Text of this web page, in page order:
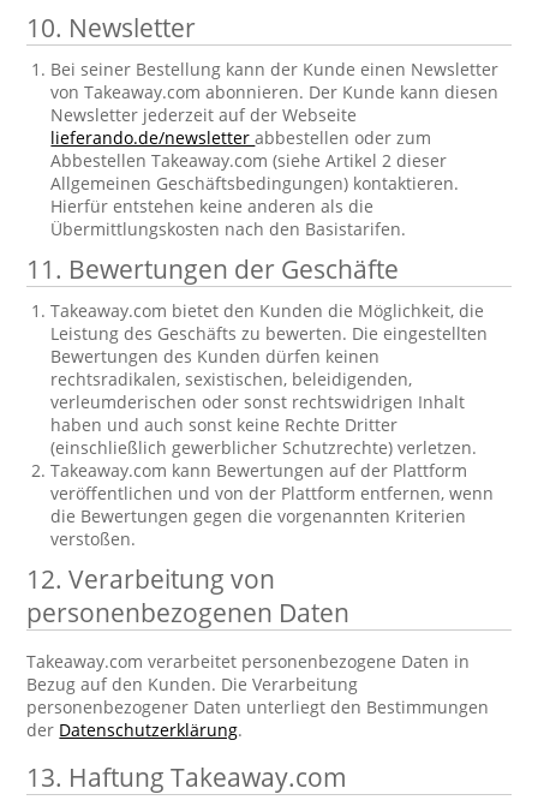
10. Newsletter
Bei seiner Bestellung kann der Kunde einen Newsletter
von Takeaway.com abonnieren. Der Kunde kann diesen
Newsletter jederzeit auf der Webseite
lieferando.de/newsletterabbestellen oder zum
Abbestellen Takeaway.com (siehe Artikel 2 dieser
Allgemeinen Geschäftsbedingungen) kontaktieren.
Hierfür entstehen keine anderen als die
Übermittlungskosten nach den Basistarifen.
11. Bewertungen der Geschäfte
Takeaway.com bietet den Kunden die Möglichkeit, die
Leistung des Geschäfts zu bewerten. Die eingestellten
Bewertungen des Kunden dürfen keinen
rechtsradikalen, sexistischen, beleidigenden,
verleumderischen oder sonst rechtswidrigen Inhalt
haben und auch sonst keine Rechte Dritter
(einschließlich gewerblicher Schutzrechte) verletzen.
Takeaway.com kann Bewertungen auf der Plattform
veröffentlichen und von der Plattform entfernen, wenn
die Bewertungen gegen die vorgenannten Kriterien
verstoßen.
12. Verarbeitung von
personenbezogenen Daten
Takeaway.com verarbeitet personenbezogene Daten in
Bezug auf den Kunden. Die Verarbeitung
personenbezogener Daten unterliegt den Bestimmungen
der Datenschutzerklärung.
13. Haftung Takeaway.com